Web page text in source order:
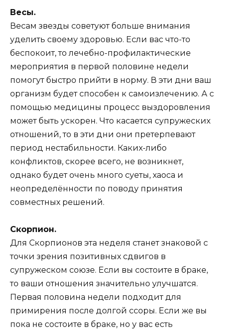
Весы.
Весам звезды советуют больше внимания
уделить своему здоровью. Если вас что-то
беспокоит, то лечебно-профилактические
мероприятия в первой половине недели
помогут быстро прийти в норму. В эти дни ваш
организм будет способен к самоизлечению. А с
помощью медицины процесс выздоровления
может быть ускорен. Что касается супружеских
отношений, то в эти дни они претерпевают
период нестабильности. Каких-либо
конфликтов, скорее всего, не возникнет,
однако будет очень много суеты, хаоса и
неопределённости по поводу принятия
совместных решений.
Скорпион.
Для Скорпионов эта неделя станет знаковой с
точки зрения позитивных сдвигов в
супружеском союзе. Если вы состоите в браке,
то ваши отношения значительно улучшатся.
Первая половина недели подходит для
примирения после долгой ссоры. Если же вы
пока не состоите в браке, но у вас есть